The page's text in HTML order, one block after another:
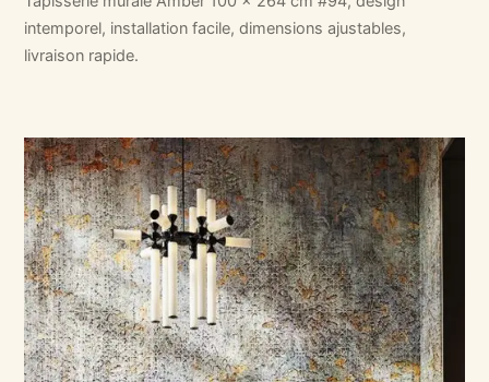
intemporel, installation facile, dimensions ajustables,
livraison rapide.